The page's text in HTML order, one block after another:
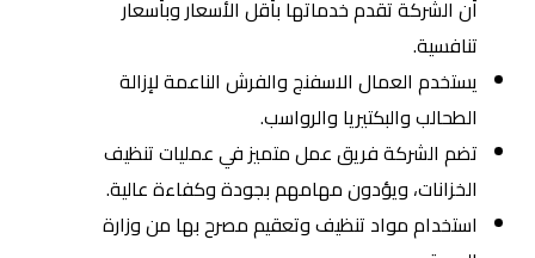
أن الشركة تقدم خدماتها بأقل الأسعار وبأسعار
تنافسية.
يستخدم العمال الاسفنج والفرش الناعمة لإزالة
الطحالب والبكتيريا والرواسب.
تضم الشركة فريق عمل متميز في عمليات تنظيف
الخزانات، ويؤدون مهامهم بجودة وكفاءة عالية.
استخدام مواد تنظيف وتعقيم مصرح بها من وزارة